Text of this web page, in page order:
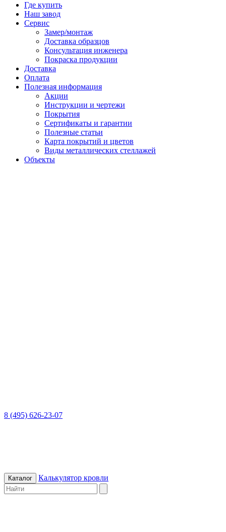
Где купить
Наш завод
Сервис
Замер/монтаж
Доставка образцов
Консультация инженера
Покраска продукции
Доставка
Оплата
Полезная информация
Акции
Инструкции и чертежи
Покрытия
Сертификаты и гарантии
Полезные статьи
Карта покрытий и цветов
Виды металлических стеллажей
Объекты
8 (495) 626-23-07
Каталог Калькулятор кровли